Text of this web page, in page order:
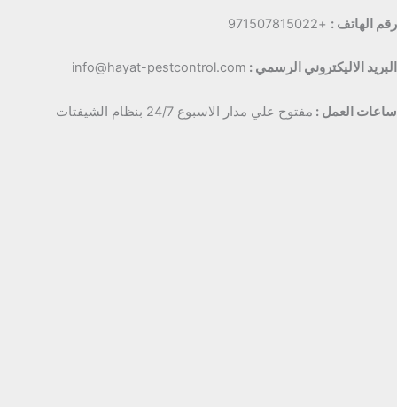
رقم الهاتف : +971507815022
البريد الاليكتروني الرسمي : info@hayat-pestcontrol.com
ساعات العمل : مفتوح علي مدار الاسبوع 24/7 بنظام الشيفتات